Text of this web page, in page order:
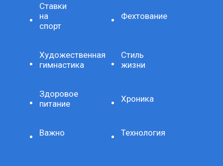
Ставки
на
спорт
Фехтование
Художественная
гимнастика
Стиль
жизни
Здоровое
питание
Хроника
Важно Технология